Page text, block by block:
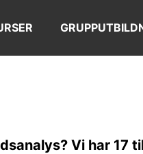
Vi har